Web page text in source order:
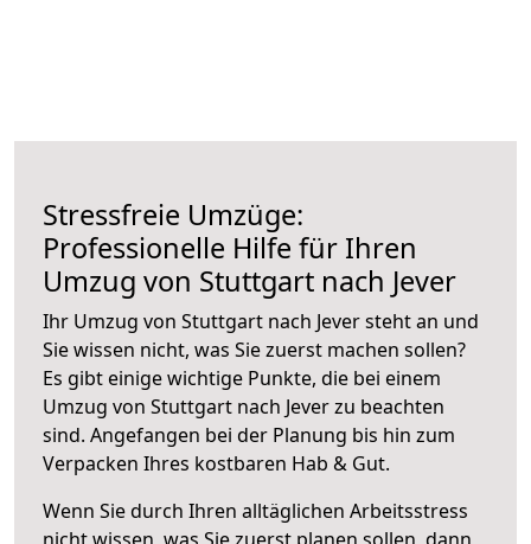
Stressfreie Umzüge:
Professionelle Hilfe für Ihren
Umzug von Stuttgart nach Jever
Ihr Umzug von Stuttgart nach Jever steht an und
Sie wissen nicht, was Sie zuerst machen sollen?
Es gibt einige wichtige Punkte, die bei einem
Umzug von Stuttgart nach Jever zu beachten
sind. Angefangen bei der Planung bis hin zum
Verpacken Ihres kostbaren Hab & Gut.
Wenn Sie durch Ihren alltäglichen Arbeitsstress